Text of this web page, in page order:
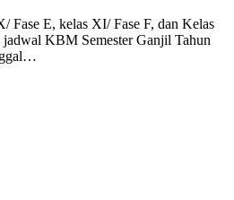
Fase E, kelas XI/ Fase F, dan Kelas
KBM Semester Ganjil Tahun